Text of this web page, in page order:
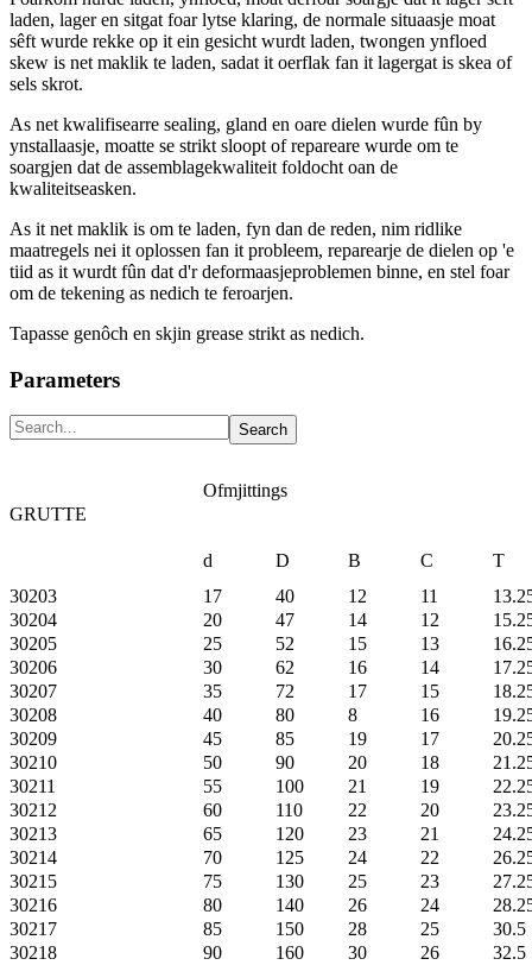
laden, lager en sitgat foar lytse klaring, de normale situaasje moat
sêft wurde rekke op it ein gesicht wurdt laden, twongen ynfloed
skew is net maklik te laden, sadat it oerflak fan it lagergat is skea of ​​
sels skrot.
As net kwalifisearre sealing, gland en oare dielen wurde fûn by
ynstallaasje, moatte se strikt sloopt of repareare wurde om te
soargjen dat de assemblagekwaliteit foldocht oan de
kwaliteitseasken.
As it net maklik is om te laden, fyn dan de reden, nim ridlike
maatregels nei it oplossen fan it probleem, reparearje de dielen op 'e
tiid as it wurdt fûn dat d'r deformaasjeproblemen binne, en stel foar
om de tekening as nedich te feroarjen.
Tapasse genôch en skjin grease strikt as nedich.
Parameters
GRUTTE
Ofmjittings
d D B C
T
30203
17 40 12 11
30204
20 47 14 12
30205
25 52 15 13
30206
30 62 16 14
30207
35 72 17 15
30208
40 80 8 16
30209
45 85 19 17
30210
50 90 20 18
30211
55 100 21 19
30212
60 110 22 20
30213
65 120 23 21
30214
70 125 24 22
30215
75 130 25 23
30216
80 140 26 24
30217
85 150 28 25
30.5
30218
90 160 30 26
32.5